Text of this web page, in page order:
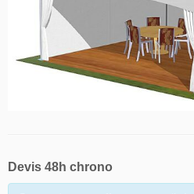
Devis 48h chrono